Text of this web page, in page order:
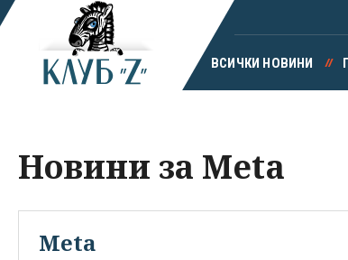
ВСИЧКИ НОВИНИ
Новини за Meta